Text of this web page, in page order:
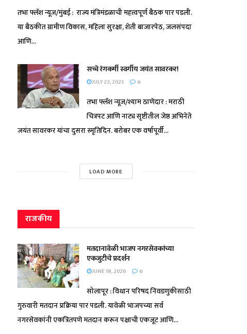
तभा फ्लॅश न्यूज/मुंबई : राज्य मंत्रिमंडळाची महत्त्वपूर्ण बैठक पार पडली.
या बैठकीत ग्रामीण विकास, महिला सुरक्षा, शेती बाजारपेठ, जलसंपदा
आणि...
सच्चे रंगकर्मी स्वर्गीय जयंत सावरकर!
JULY 23, 2025 0
तभा फ्लॅश न्यूज/श्याम ठाणेदार : मराठी
चित्रपट आणि नाट्य सृष्टीतील जेष्ठ अभिनेते
जयंत सावरकर यांचा दुसरा स्मृतिदिन. बरोबर एक वर्षापूर्वी...
LOAD MORE
राजकीय
मतदानावेळी भाजप नगरसेवकांच्या
एकजुटीचे प्रदर्शन
JUNE 18, 2026 0
सोलापूर : विधान परिषद निवडणुकीसाठी
गुरुवारी मतदान प्रक्रिया पार पडली. यावेळी भाजपच्या सर्व
नगरसेवकांनी एकत्रितपणे मतदान करून पक्षाची एकजूट आणि...